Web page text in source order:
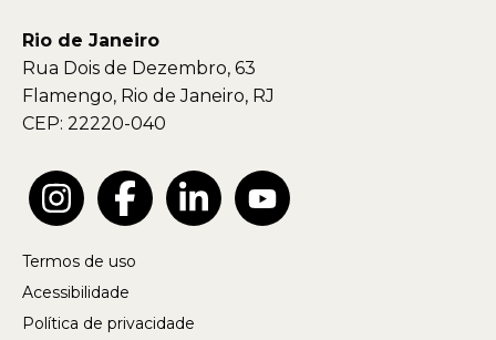
Rio de Janeiro
Rua Dois de Dezembro, 63
Flamengo, Rio de Janeiro, RJ
CEP: 22220-040
Termos de uso
Acessibilidade
Política de privacidade